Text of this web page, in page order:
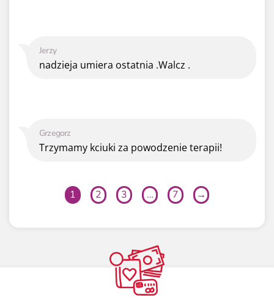
Grzegorz
Trzymamy kciuki za powodzenie terapii!
Jerzy
nadzieja umiera ostatnia .Walcz .
1 2 3 … 7 →